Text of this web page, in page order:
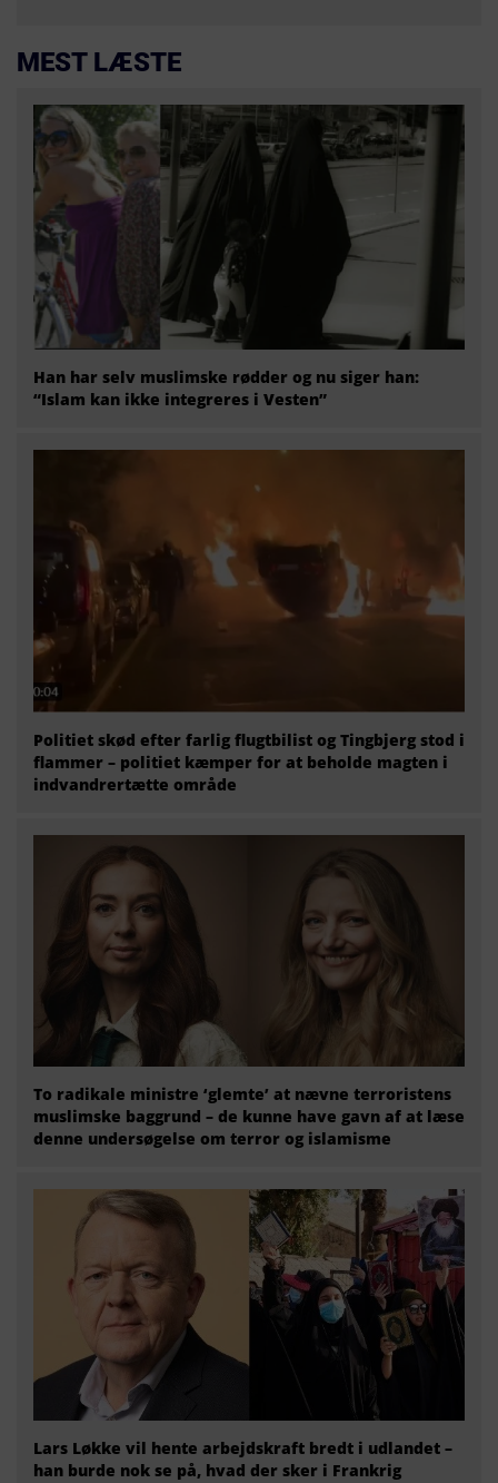
MEST LÆSTE
Han har selv muslimske rødder og nu siger han:
“Islam kan ikke integreres i Vesten”
Politiet skød efter farlig flugtbilist og Tingbjerg stod i
flammer – politiet kæmper for at beholde magten i
indvandrertætte område
To radikale ministre ‘glemte’ at nævne terroristens
muslimske baggrund – de kunne have gavn af at læse
denne undersøgelse om terror og islamisme
Lars Løkke vil hente arbejdskraft bredt i udlandet –
han burde nok se på, hvad der sker i Frankrig